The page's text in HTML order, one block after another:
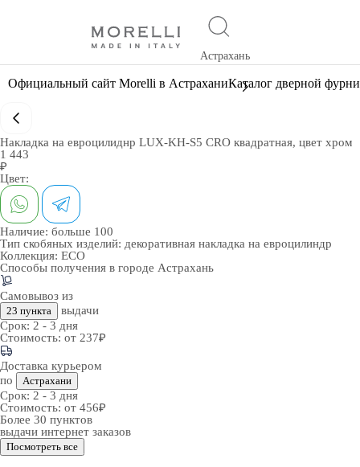
Астрахань
Официальный сайт Morelli в АстраханиКаталог дверной
Накладка на евроцилиднр LUX-KH-S5 CRO квадратная, цвет хром
1 443
₽
Цвет:
Наличие: больше 100
Тип скобяных изделий: декоративная накладка на евроцилиндр
Коллекция: ECO
Способы получения в городе Астрахань
Самовывоз из
23 пункта
выдачи
Срок: 2 - 3 дня
Стоимость: от 237₽
Доставка курьером
по
Астрахани
Срок: 2 - 3 дня
Стоимость: от 456₽
Более 30 пунктов
выдачи интернет заказов
Посмотреть все